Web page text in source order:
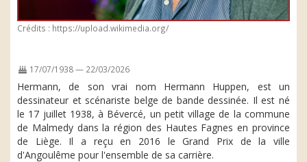
Crédits : https://upload.wikimedia.org/
17/07/1938 — 22/03/2026
Hermann, de son vrai nom Hermann Huppen, est un
dessinateur et scénariste belge de bande dessinée. Il est né
le 17 juillet 1938, à Bévercé, un petit village de la commune
de Malmedy dans la région des Hautes Fagnes en province
de Liège. Il a reçu en 2016 le Grand Prix de la ville
d'Angoulême pour l'ensemble de sa carrière.